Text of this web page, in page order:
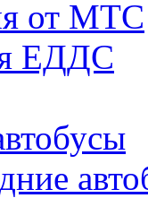
от МТС
ЕДДС